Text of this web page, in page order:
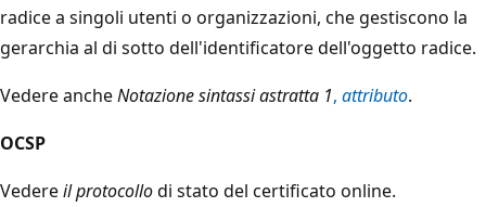
radice a singoli utenti o organizzazioni, che gestiscono la
gerarchia al di sotto dell'identificatore dell'oggetto radice.
Vedere ancheNotazione sintassi astratta 1, attributo.
OCSP
Vedereil protocollodi stato del certificato online.